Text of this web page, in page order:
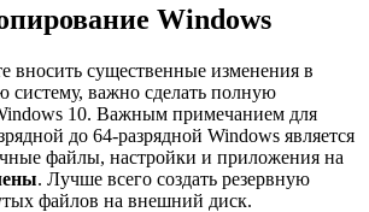
Windows
вносить существенные изменения в
систему, важно сделать полную
10. Важным примечанием для
до 64-разрядной Windows является
файлы, настройки и приложения на
. Лучше всего создать резервную
файлов на внешний диск.